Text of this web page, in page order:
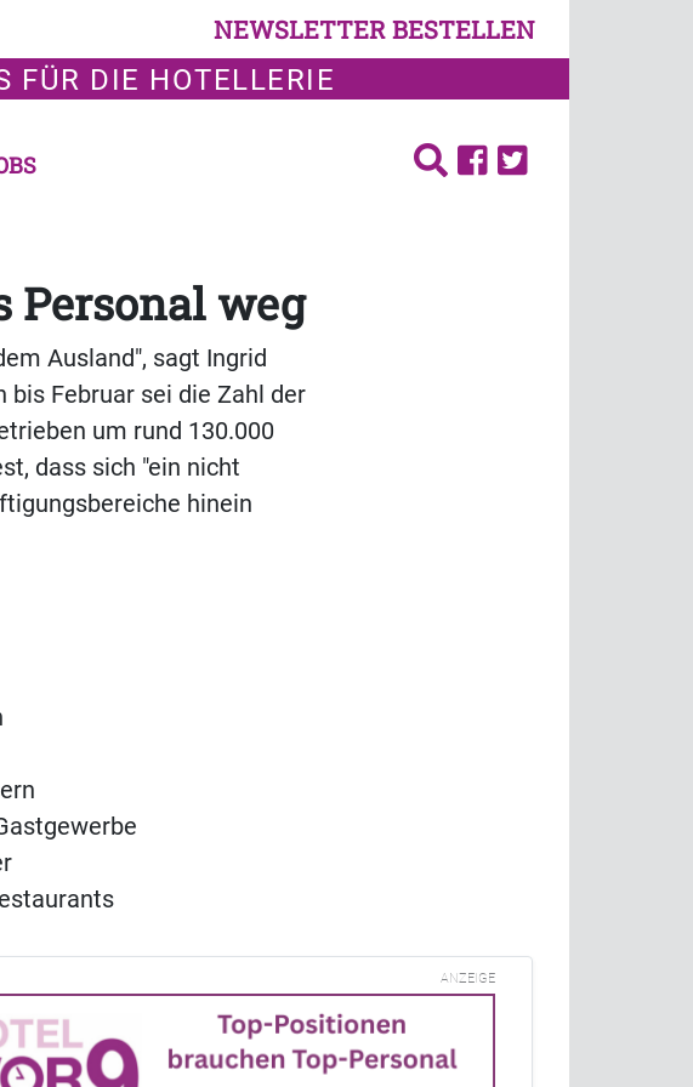
NEWSLETTER BESTELLEN
FÜR DIE HOTELLERIE
Personal weg
Ausland", sagt Ingrid
Februar sei die Zahl der
um rund 130.000
dass sich "ein nicht
hinein
ANZEIGE